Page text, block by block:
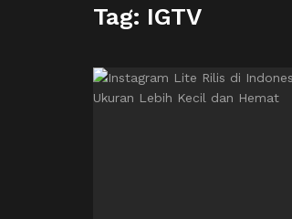
Tag: IGTV